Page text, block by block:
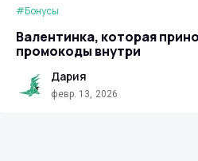
#Бонусы
Валентинка, которая
промокоды внутри
Дария
февр. 13, 2026